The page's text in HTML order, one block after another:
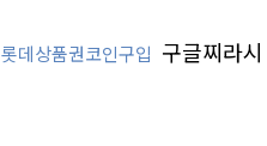
롯데상품권코인구입 구글찌라시